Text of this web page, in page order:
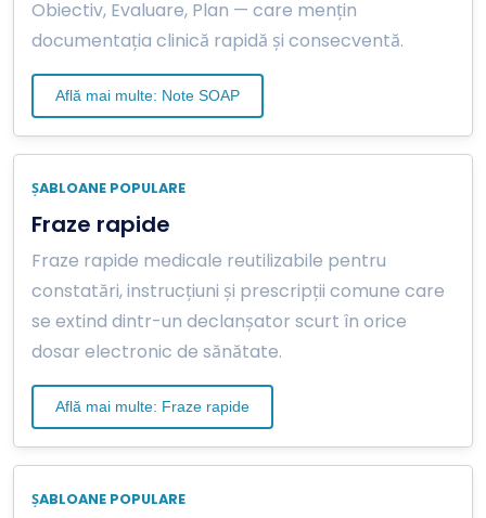
Obiectiv, Evaluare, Plan — care mențin
documentația clinică rapidă și consecventă.
Află mai multe: Note SOAP
ȘABLOANE POPULARE
Fraze rapide
Fraze rapide medicale reutilizabile pentru
constatări, instrucțiuni și prescripții comune care
se extind dintr-un declanșator scurt în orice
dosar electronic de sănătate.
Află mai multe: Fraze rapide
ȘABLOANE POPULARE